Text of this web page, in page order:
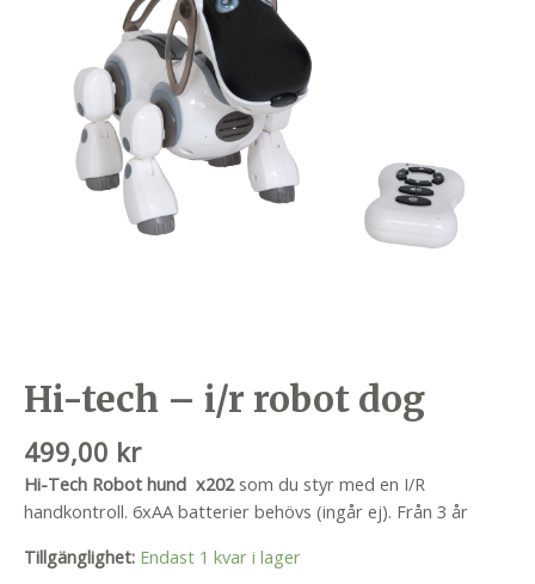
Hi-tech – i/r robot dog
499,00 kr
Hi-Tech Robot hund x202 som du styr med en I/R
handkontroll. 6xAA batterier behövs (ingår ej). Från 3 år
Tillgänglighet: Endast 1 kvar i lager